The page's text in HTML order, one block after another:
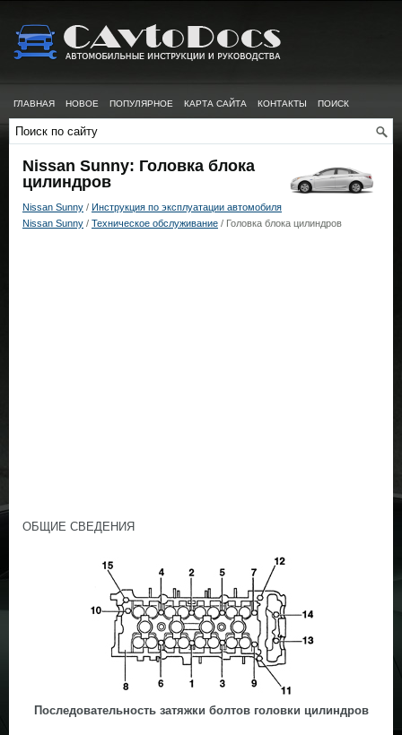
ГЛАВНАЯ НОВОЕ ПОПУЛЯРНОЕ КАРТА САЙТА КОНТАКТЫ ПОИСК
Nissan Sunny: Головка блока
цилиндров
Nissan Sunny / Инструкция по эксплуатации автомобиля
Nissan Sunny / Техническое обслуживание / Головка блока цилиндров
ОБЩИЕ СВЕДЕНИЯ
Последовательность затяжки болтов головки цилиндров